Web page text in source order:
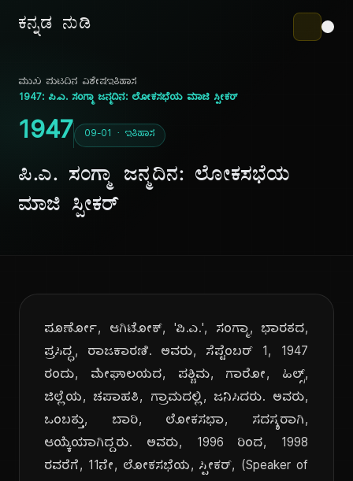
ಕನ್ನಡ ನುಡಿ
ಮುಖ ಪುಟದಿನ ವಿಶೇಷಇತಿಹಾಸ
1947: ಪಿ.ಎ. ಸಂಗ್ಮಾ ಜನ್ಮದಿನ: ಲೋಕಸಭೆಯ ಮಾಜಿ ಸ್ಪೀಕರ್
1947 09-01 · ಇತಿಹಾಸ
ಪಿ.ಎ. ಸಂಗ್ಮಾ ಜನ್ಮದಿನ: ಲೋಕಸಭೆಯ
ಮಾಜಿ ಸ್ಪೀಕರ್
ಪೂರ್ಣೋ, ಆಗಿಟೋಕ್, 'ಪಿ.ಎ.', ಸಂಗ್ಮಾ, ಭಾರತದ,
ಪ್ರಸಿದ್ಧ, ರಾಜಕಾರಣಿ. ಅವರು, ಸೆಪ್ಟೆಂಬರ್ 1, 1947
ರಂದು, ಮೇಘಾಲಯದ, ಪಶ್ಚಿಮ, ಗಾರೋ, ಹಿಲ್ಸ್,
ಜಿಲ್ಲೆಯ, ಚಪಾಹತಿ, ಗ್ರಾಮದಲ್ಲಿ, ಜನಿಸಿದರು. ಅವರು,
ಒಂಬತ್ತು, ಬಾರಿ, ಲೋಕಸಭಾ, ಸದಸ್ಯರಾಗಿ,
ಆಯ್ಕೆಯಾಗಿದ್ದರು. ಅವರು, 1996 ರಿಂದ, 1998
ರವರೆಗೆ, 11ನೇ, ಲೋಕಸಭೆಯ, ಸ್ಪೀಕರ್, (Speaker of